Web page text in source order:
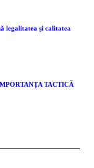
legalitatea și calitatea
TACTICĂ